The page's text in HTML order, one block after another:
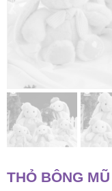
THỎ BÔNG